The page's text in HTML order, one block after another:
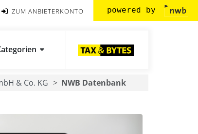
ZUM ANBIETERKONTO powered by
& Co. KG NWB Datenbank